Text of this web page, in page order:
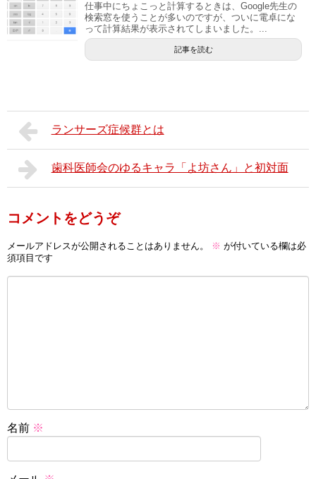
仕事中にちょこっと計算するときは、Google先生の
検索窓を使うことが多いのですが、ついに電卓にな
って計算結果が表示されてしまいました。...
記事を読む
ランサーズ症候群とは
歯科医師会のゆるキャラ「よ坊さん」と初対面
コメントをどうぞ
メールアドレスが公開されることはありません。 ※ が付いている欄は必
須項目です
名前 ※